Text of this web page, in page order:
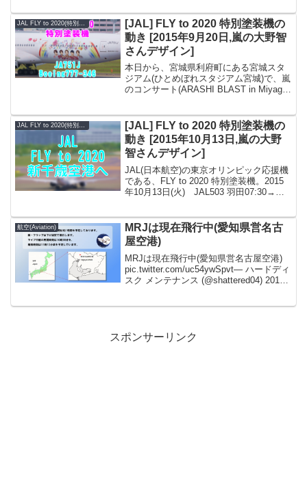
(2500メートル)を閉鎖して点検したとこ
ろ、中央...
[JAL] FLY to 2020 特別塗装機の
動き [2015年9月20日,嵐の大野智
さんデザイン]
本日から、宮城県利府町にある宮城スタ
ジアム(ひとめぼれスタジアム宮城)で、嵐
のコンサート(ARASHI BLAST in Miyagi)
20日...
JAL FLY to 2020(特別塗装機)
[JAL] FLY to 2020 特別塗装機の
動き [2015年10月13日,嵐の大野
智さんデザイン]
JAL(日本航空)の東京オリンピック応援機
である、FLY to 2020 特別塗装機。2015
年10月13日(火) JAL503 羽田07:30→新
航空(Aviation)
MRJは現在飛行中(愛知県営名古
屋空港)
MRJは現在飛行中(愛知県営名古屋空港)
pic.twitter.com/uc54ywSpvt— ハードディ
スク メンテナンス (@shattered04) 2015,
スポンサーリンク